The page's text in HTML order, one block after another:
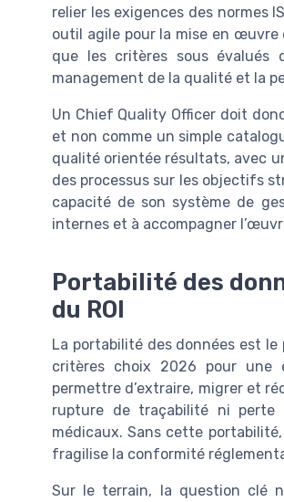
relier les exigences des normes
outil agile pour la mise en œuvre
que les critères sous évalués
management de la qualité et la
Un Chief Quality Officer doit
et non comme un simple
qualité orientée résultats, avec
des processus sur les objectifs
capacité de son système de
internes et à accompagner
Portabilité des
du ROI
La portabilité des données est
critères choix 2026 pour une
permettre d’extraire, migrer et
rupture de traçabilité ni perte
médicaux. Sans cette
fragilise la conformité
Sur le terrain, la question clé